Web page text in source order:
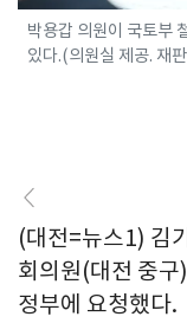
박용갑 의원이 국토부
있다.(의원실 제공. 재
(대전=뉴스1) 김
회의원(대전 중
정부에 요청했다.